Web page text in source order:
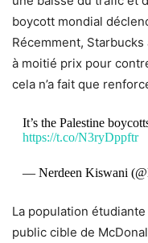
boycott mondial
Récemment,
à moitié prix pour
cela n’a fait que
It’s the Palestine
https://t.co/N3ryDppftr
— Nerdeen Kiswani
La population
public cible de